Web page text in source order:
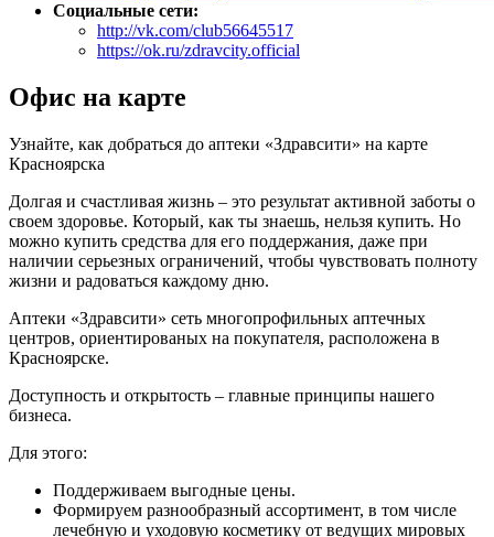
Социальные сети:
http://vk.com/club56645517
https://ok.ru/zdravcity.official
Офис на карте
Узнайте, как добраться до аптеки «Здравсити» на карте
Красноярска
Долгая и счастливая жизнь – это результат активной заботы о
своем здоровье. Который, как ты знаешь, нельзя купить. Но
можно купить средства для его поддержания, даже при
наличии серьезных ограничений, чтобы чувствовать полноту
жизни и радоваться каждому дню.
Аптеки «Здравсити» сеть многопрофильных аптечных
центров, ориентированых на покупателя, расположена в
Красноярске.
Доступность и открытость – главные принципы нашего
бизнеса.
Для этого:
Поддерживаем выгодные цены.
Формируем разнообразный ассортимент, в том числе
лечебную и уходовую косметику от ведущих мировых